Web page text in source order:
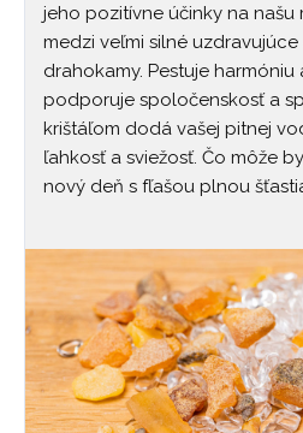
jeho pozitívne účinky na našu
medzi veľmi silné
drahokamy. Pestuje
podporuje spoločenskosť a
krištáľom dodá vašej pitnej
ľahkosť a sviežosť. Čo môže
nový deň s fľašou plnou